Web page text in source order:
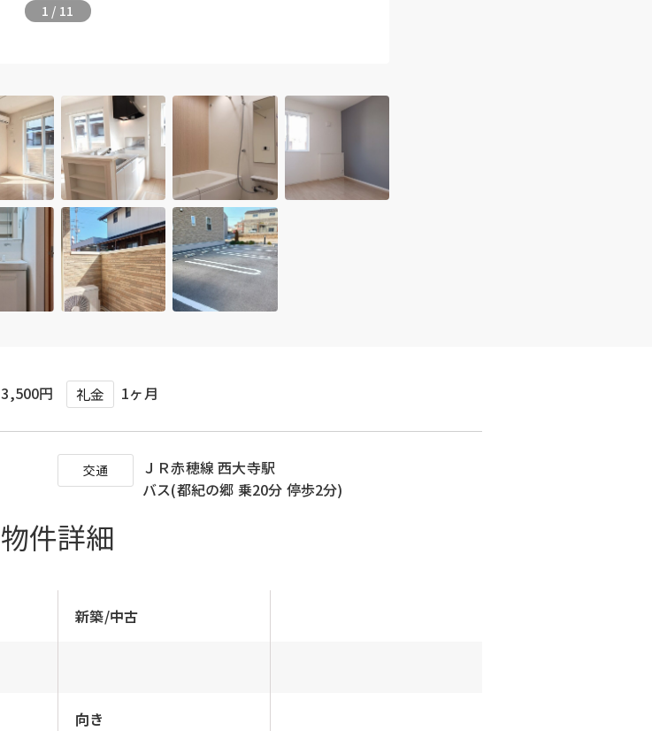
1 / 11
3,500円 礼金 1ヶ月
交通
ＪＲ赤穂線 西大寺駅
バス(都紀の郷 乗20分 停歩2分)
物件詳細
新築/中古
向き